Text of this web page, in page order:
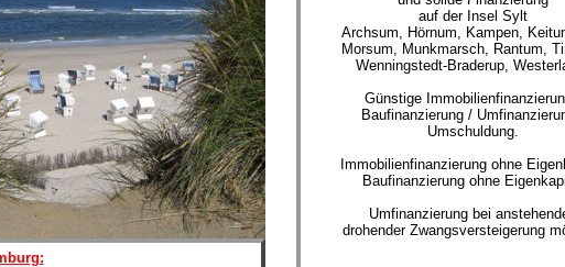
auf der Insel Sylt
Archsum, Hörnum, Kampen,
Morsum, Munkmarsch, Rantum,
Wenningstedt-Braderup,
Günstige
Baufinanzierung /
Umschuldung.
Immobilienfinanzierung ohne
Baufinanzierung ohne
Umfinanzierung bei
drohender Zwangsversteigerung